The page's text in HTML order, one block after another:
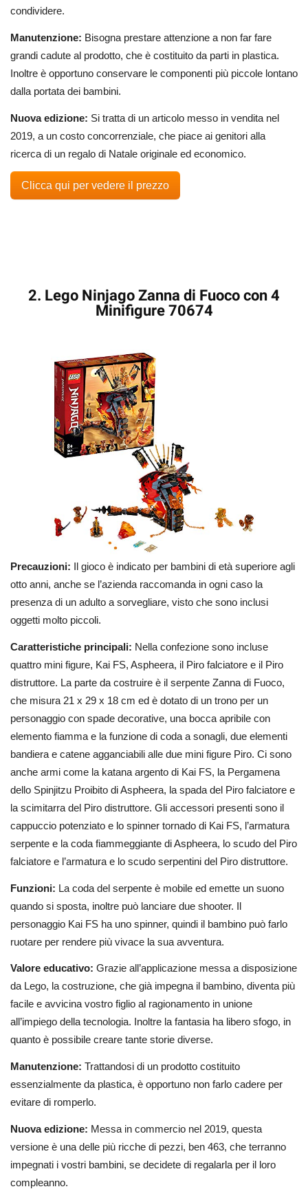
condividere.
Manutenzione: Bisogna prestare attenzione a non far fare
grandi cadute al prodotto, che è costituito da parti in plastica.
Inoltre è opportuno conservare le componenti più piccole lontano
dalla portata dei bambini.
Nuova edizione: Si tratta di un articolo messo in vendita nel
2019, a un costo concorrenziale, che piace ai genitori alla
ricerca di un regalo di Natale originale ed economico.
Clicca qui per vedere il prezzo
2. Lego Ninjago Zanna di Fuoco con 4
Minifigure 70674
Precauzioni: Il gioco è indicato per bambini di età superiore agli
otto anni, anche se l’azienda raccomanda in ogni caso la
presenza di un adulto a sorvegliare, visto che sono inclusi
oggetti molto piccoli.
Caratteristiche principali: Nella confezione sono incluse
quattro mini figure, Kai FS, Aspheera, il Piro falciatore e il Piro
distruttore. La parte da costruire è il serpente Zanna di Fuoco,
che misura 21 x 29 x 18 cm ed è dotato di un trono per un
personaggio con spade decorative, una bocca apribile con
elemento fiamma e la funzione di coda a sonagli, due elementi
bandiera e catene agganciabili alle due mini figure Piro. Ci sono
anche armi come la katana argento di Kai FS, la Pergamena
dello Spinjitzu Proibito di Aspheera, la spada del Piro falciatore e
la scimitarra del Piro distruttore. Gli accessori presenti sono il
cappuccio potenziato e lo spinner tornado di Kai FS, l’armatura
serpente e la coda fiammeggiante di Aspheera, lo scudo del Piro
falciatore e l’armatura e lo scudo serpentini del Piro distruttore.
Funzioni: La coda del serpente è mobile ed emette un suono
quando si sposta, inoltre può lanciare due shooter. Il
personaggio Kai FS ha uno spinner, quindi il bambino può farlo
ruotare per rendere più vivace la sua avventura.
Valore educativo: Grazie all’applicazione messa a disposizione
da Lego, la costruzione, che già impegna il bambino, diventa più
facile e avvicina vostro figlio al ragionamento in unione
all’impiego della tecnologia. Inoltre la fantasia ha libero sfogo, in
quanto è possibile creare tante storie diverse.
Manutenzione: Trattandosi di un prodotto costituito
essenzialmente da plastica, è opportuno non farlo cadere per
evitare di romperlo.
Nuova edizione: Messa in commercio nel 2019, questa
versione è una delle più ricche di pezzi, ben 463, che terranno
impegnati i vostri bambini, se decidete di regalarla per il loro
compleanno.